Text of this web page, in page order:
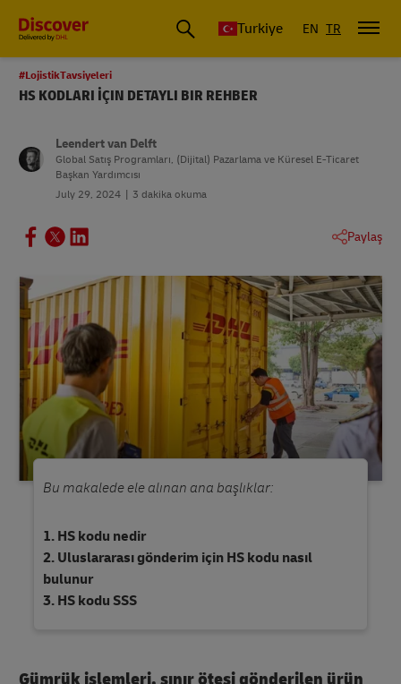
Discover Türkiye Turkiye EN TR
#LojistikTavsiyeleri
HS KODLARI İÇIN DETAYLI BIR REHBER
Leendert van Delft
Global Satış Programları, (Dijital) Pazarlama ve Küresel E-Ticaret
Başkan Yardımcısı
July 29, 2024
3 dakika okuma
Paylaş
Bu makalede ele alınan ana başlıklar:
HS kodu nedir
Uluslararası gönderim için HS kodu nasıl
bulunur
HS kodu SSS
Gümrük işlemleri, sınır ötesi gönderilen ürün